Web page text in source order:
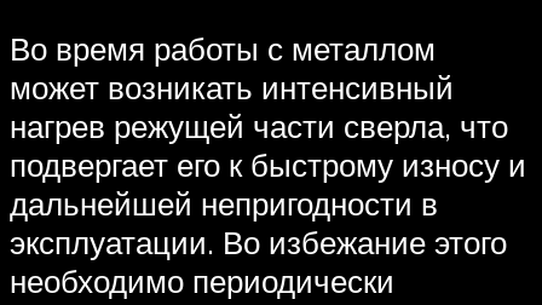
Во время работы с металлом
может возникать интенсивный
нагрев режущей части сверла, что
подвергает его к быстрому износу и
дальнейшей непригодности в
эксплуатации. Во избежание этого
необходимо периодически